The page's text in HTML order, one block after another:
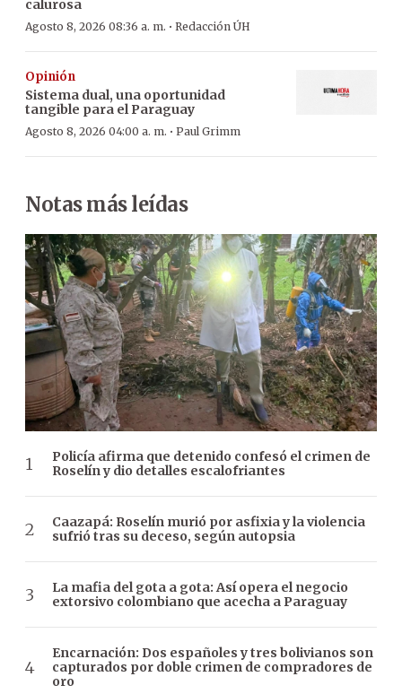
calurosa
Agosto 8, 2026 08:36 a. m. · Redacción ÚH
Opinión
Sistema dual, una oportunidad
tangible para el Paraguay
Agosto 8, 2026 04:00 a. m. · Paul Grimm
Notas más leídas
Policía afirma que detenido confesó el crimen de
Roselín y dio detalles escalofriantes
Caazapá: Roselín murió por asfixia y la violencia
sufrió tras su deceso, según autopsia
La mafia del gota a gota: Así opera el negocio
extorsivo colombiano que acecha a Paraguay
Encarnación: Dos españoles y tres bolivianos son
capturados por doble crimen de compradores de
oro